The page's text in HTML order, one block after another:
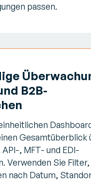
passen.
B2B-
Gesamtüberblick
, MFT- und EDI-
Verwenden Sie Filter,
nach Datum,